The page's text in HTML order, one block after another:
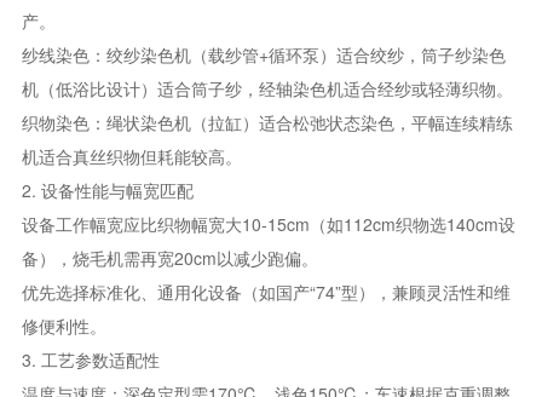
产‌。
纱线染色‌：绞纱染色机（载纱管+循环泵）适合绞纱，筒子纱染色
机（低浴比设计）适合筒子纱，经轴染色机适合经纱或轻薄织物‌。
织物染色‌：绳状染色机（拉缸）适合松弛状态染色，平幅连续精练
机适合真丝织物但耗能较高。
2. ‌设备性能与幅宽匹配‌
设备工作幅宽应比织物幅宽大10-15cm（如112cm织物选140cm设
备），烧毛机需再宽20cm以减少跑偏。
优先选择标准化、通用化设备（如国产“74”型），兼顾灵活性和维
修便利性。
3. ‌工艺参数适配性‌